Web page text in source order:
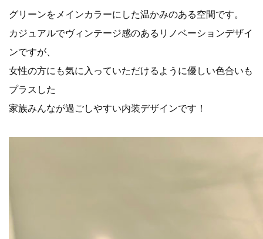
グリーンをメインカラーにした温かみのある空間です。
カジュアルでヴィンテージ感のあるリノベーションデザイ
ンですが、
女性の方にも気に入っていただけるように優しい色合いも
プラスした
家族みんなが過ごしやすい内装デザインです！